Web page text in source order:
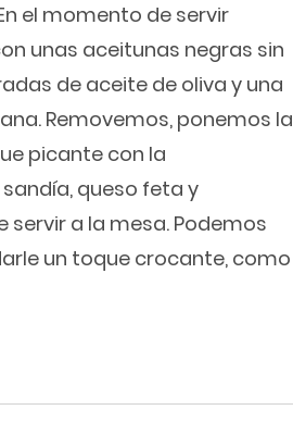
el momento de servir
unas aceitunas negras sin
de aceite de oliva y una
Removemos, ponemos la
picante con la
queso feta y
a la mesa. Podemos
un toque crocante, como